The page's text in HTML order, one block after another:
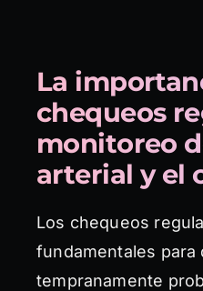
La
chequeos
monitoreo
arterial y el
Los chequeos
fundamentales para
tempranamente